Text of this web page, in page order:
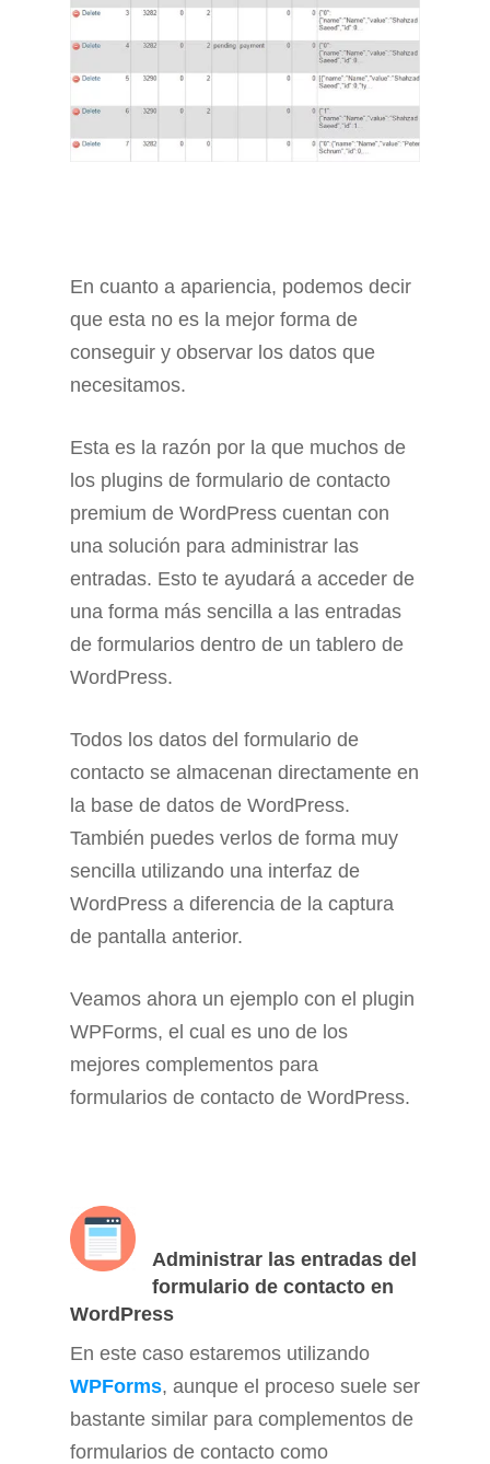
En cuanto a apariencia, podemos decir
que esta no es la mejor forma de
conseguir y observar los datos que
necesitamos.
Esta es la razón por la que muchos de
los plugins de formulario de contacto
premium de WordPress cuentan con
una solución para administrar las
entradas. Esto te ayudará a acceder de
una forma más sencilla a las entradas
de formularios dentro de un tablero de
WordPress.
Todos los datos del formulario de
contacto se almacenan directamente en
la base de datos de WordPress.
También puedes verlos de forma muy
sencilla utilizando una interfaz de
WordPress a diferencia de la captura
de pantalla anterior.
Veamos ahora un ejemplo con el plugin
WPForms, el cual es uno de los
mejores complementos para
formularios de contacto de WordPress.
Administrar las entradas del
formulario de contacto en
WordPress
En este caso estaremos utilizando
WPForms, aunque el proceso suele ser
bastante similar para complementos de
formularios de contacto como